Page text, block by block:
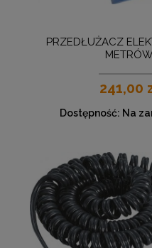
PRZEDŁUŻACZ
241,00
Dostępność: Na